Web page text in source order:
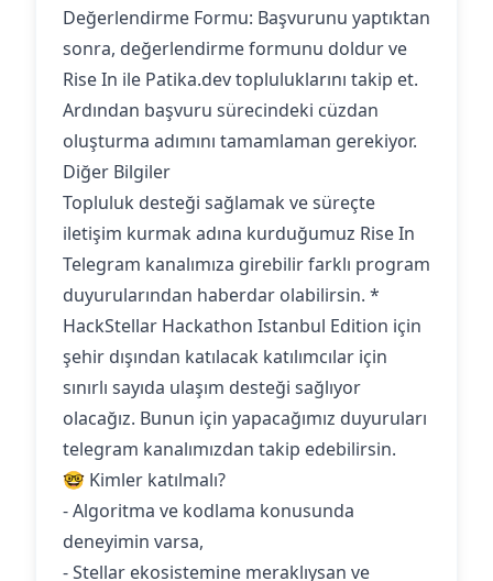
Değerlendirme Formu: Başvurunu yaptıktan
sonra, değerlendirme formunu doldur ve
Rise In ile Patika.dev topluluklarını takip et.
Ardından başvuru sürecindeki cüzdan
oluşturma adımını tamamlaman gerekiyor.
Diğer Bilgiler
Topluluk desteği sağlamak ve süreçte
iletişim kurmak adına kurduğumuz Rise In
Telegram kanalımıza girebilir farklı program
duyurularından haberdar olabilirsin. *
HackStellar Hackathon Istanbul Edition için
şehir dışından katılacak katılımcılar için
sınırlı sayıda ulaşım desteği sağlıyor
olacağız. Bunun için yapacağımız duyuruları
telegram kanalımızdan takip edebilirsin.
🤓 Kimler katılmalı?
- Algoritma ve kodlama konusunda
deneyimin varsa,
- Stellar ekosistemine meraklıysan ve